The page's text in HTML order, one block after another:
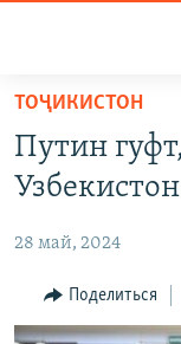
Вернуться
основному
содержанию
навигации
Вернутся
ПОДПИСКА
RFE/RL ДИРЕКТ
НАСТОЯЩЕЕ
МИГРАНТ МЕДИА
ТОҶИКИСТОН
Путин
28 май, 2024
Поделиться